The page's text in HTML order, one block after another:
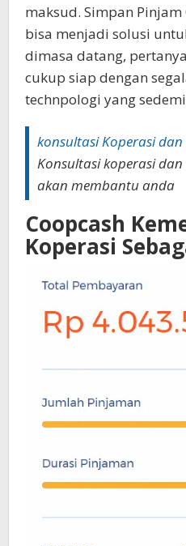
maksud. Simpan
bisa menjadi solusi
dimasa datang,
cukup siap dengan
technpologi yang
konsultasi Koperasi dan
Konsultasi koperasi
akan membantu anda
Coopcash
Koperasi